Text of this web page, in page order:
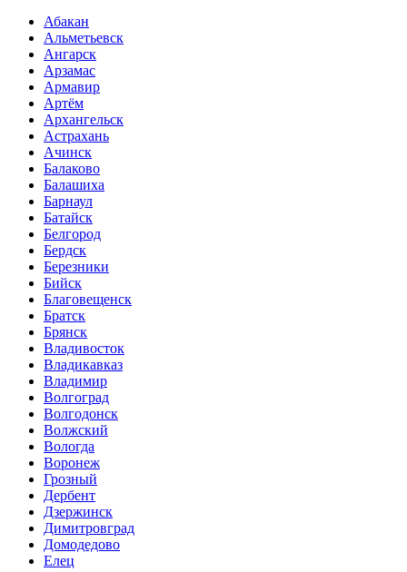
Абакан
Альметьевск
Ангарск
Арзамас
Армавир
Артём
Архангельск
Астрахань
Ачинск
Балаково
Балашиха
Барнаул
Батайск
Белгород
Бердск
Березники
Бийск
Благовещенск
Братск
Брянск
Владивосток
Владикавказ
Владимир
Волгоград
Волгодонск
Волжский
Вологда
Воронеж
Грозный
Дербент
Дзержинск
Димитровград
Домодедово
Елец